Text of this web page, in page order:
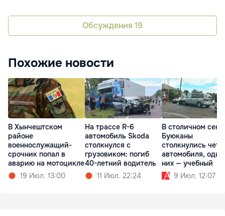
Обсуждения 19
Похожие новости
В Хынчештском
районе
военнослужащий-
срочник попал в
аварию на мотоцикле
19 Июл. 13:00
На трассе R-6
автомобиль Skoda
столкнулся с
грузовиком: погиб
40-летний водитель
11 Июл. 22:24
В столичном
Буюканы
столкнулись
автомобиля,
них — учебный
9 Июл. 12:07